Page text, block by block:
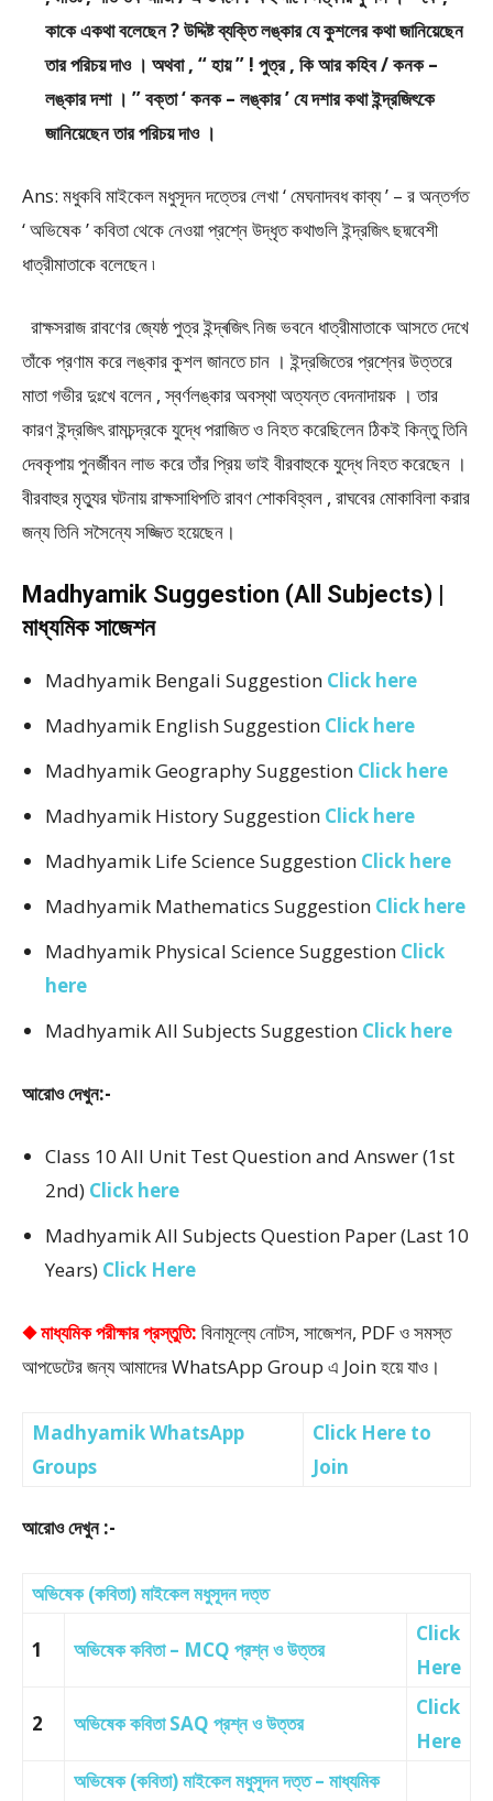
কাকে একথা বলেছেন ? উদ্দিষ্ট ব্যক্তি লঙ্কার যে কুশলের কথা জানিয়েছেন
তার পরিচয় দাও । অথবা , “ হায় ” ! পুত্র , কি আর কহিব / কনক –
লঙ্কার দশা । ” বক্তা ‘ কনক – লঙ্কার ’ যে দশার কথা ইন্দ্রজিৎকে
জানিয়েছেন তার পরিচয় দাও ।
Ans: মধুকবি মাইকেল মধুসূদন দত্তের লেখা ‘ মেঘনাদবধ কাব্য ’ – র অন্তর্গত
‘ অভিষেক ’ কবিতা থেকে নেওয়া প্রশ্নে উদ্ধৃত কথাগুলি ইন্দ্রজিৎ ছদ্মবেশী
ধাত্রীমাতাকে বলেছেন ৷
রাক্ষসরাজ রাবণের জ্যেষ্ঠ পুত্র ইন্দ্ৰজিৎ নিজ ভবনে ধাত্রীমাতাকে আসতে দেখে
তাঁকে প্রণাম করে লঙ্কার কুশল জানতে চান । ইন্দ্রজিতের প্রশ্নের উত্তরে
মাতা গভীর দুঃখে বলেন , স্বর্ণলঙ্কার অবস্থা অত্যন্ত বেদনাদায়ক । তার
কারণ ইন্দ্রজিৎ রামচন্দ্রকে যুদ্ধে পরাজিত ও নিহত করেছিলেন ঠিকই কিন্তু তিনি
দেবকৃপায় পুনর্জীবন লাভ করে তাঁর প্রিয় ভাই বীরবাহুকে যুদ্ধে নিহত করেছেন ।
বীরবাহুর মৃত্যুর ঘটনায় রাক্ষসাধিপতি রাবণ শোকবিহ্বল , রাঘবের মোকাবিলা করার
জন্য তিনি সসৈন্যে সজ্জিত হয়েছেন।
Madhyamik Suggestion (All Subjects) |
মাধ্যমিক সাজেশন
Madhyamik Bengali Suggestion Click here
Madhyamik English Suggestion Click here
Madhyamik Geography Suggestion Click here
Madhyamik History Suggestion Click here
Madhyamik Life Science Suggestion Click here
Madhyamik Mathematics Suggestion Click here
Madhyamik Physical Science Suggestion Click
here
Madhyamik All Subjects Suggestion Click here
আরোও দেখুন:-
Class 10 All Unit Test Question and Answer (1st
2nd) Click here
Madhyamik All Subjects Question Paper (Last 10
Years) Click Here
◆ মাধ্যমিক পরীক্ষার প্রস্তুতি: বিনামূল্যে নোটস, সাজেশন, PDF ও সমস্ত
আপডেটের জন্য আমাদের WhatsApp Group এ Join হয়ে যাও।
Madhyamik WhatsApp
Groups
Click Here to
Join
আরোও দেখুন :-
অভিষেক (কবিতা) মাইকেল মধুসূদন দত্ত
1 অভিষেক কবিতা – MCQ প্রশ্ন ও উত্তর
Click
Here
2 অভিষেক কবিতা SAQ প্রশ্ন ও উত্তর
Click
Here
অভিষেক (কবিতা) মাইকেল মধুসূদন দত্ত – মাধ্যমিক